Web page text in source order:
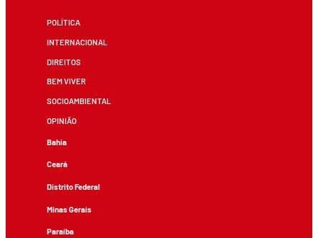
POLÍTICA
INTERNACIONAL
DIREITOS
BEM VIVER
SOCIOAMBIENTAL
OPINIÃO
Bahia
Ceará
Distrito Federal
Minas Gerais
Paraíba